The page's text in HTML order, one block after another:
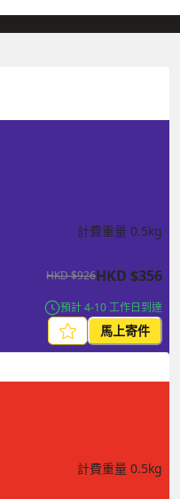
計費重量 0.5kg
HKD$926HKD $356
預計 4-10 工作日到達
馬上寄件
計費重量 0.5kg